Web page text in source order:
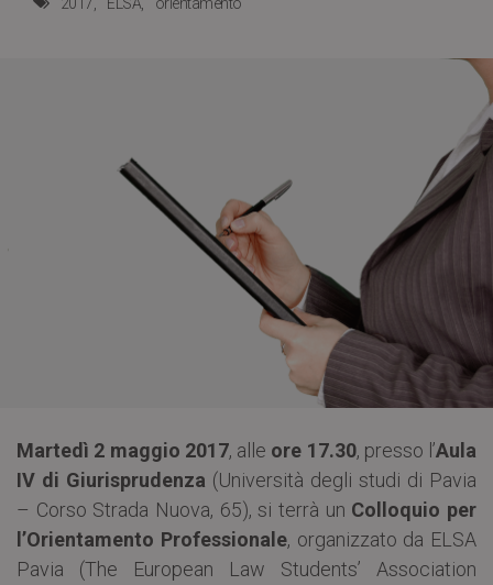
Martedì 2 maggio 2017, alle ore 17.30, presso l’Aula
IV di Giurisprudenza (Università degli studi di Pavia
– Corso Strada Nuova, 65), si terrà un Colloquio per
l’Orientamento Professionale, organizzato da ELSA
Pavia (The European Law Students’ Association